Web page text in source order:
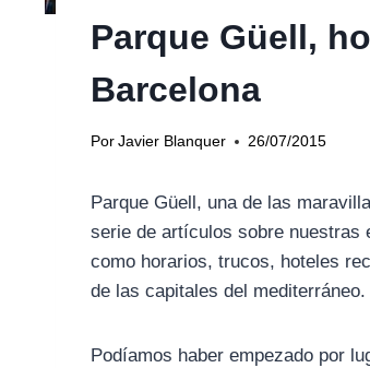
Parque Güell,
Barcelona
Por Javier Blanquer 26/07/2015
Parque Güell, una de las
serie de artículos sobre nuestras
como horarios, trucos, hoteles
de las capitales del mediterráneo.
Podíamos haber empezado por